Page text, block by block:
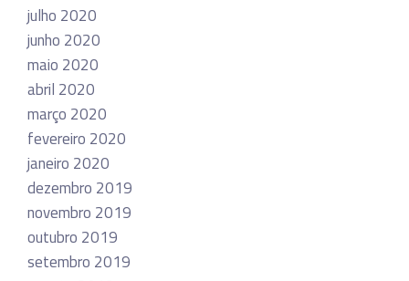
julho 2020
junho 2020
maio 2020
abril 2020
março 2020
fevereiro 2020
janeiro 2020
dezembro 2019
novembro 2019
outubro 2019
setembro 2019